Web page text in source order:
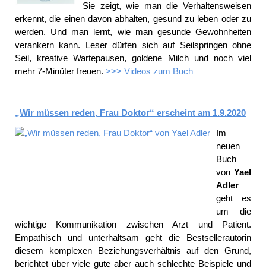
Sie zeigt, wie man die Verhaltensweisen
erkennt, die einen davon abhalten, gesund zu leben oder zu
werden. Und man lernt, wie man gesunde Gewohnheiten
verankern kann. Leser dürfen sich auf Seilspringen ohne
Seil, kreative Wartepausen, goldene Milch und noch viel
mehr 7-Minüter freuen. >>> Videos zum Buch
„Wir müssen reden, Frau Doktor“ erscheint am 1.9.2020
Im
neuen
Buch
von Yael
Adler
geht es
um die
wichtige Kommunikation zwischen Arzt und Patient.
Empathisch und unterhaltsam geht die Bestsellerautorin
diesem komplexen Beziehungsverhältnis auf den Grund,
berichtet über viele gute aber auch schlechte Beispiele und